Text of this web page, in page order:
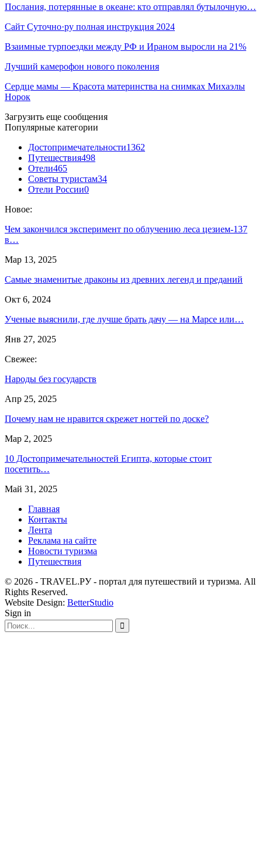
Послания, потерянные в океане: кто отправлял бутылочную…
Сайт Суточно·ру полная инструкция 2024
Взаимные турпоездки между РФ и Ираном выросли на 21%
Лучший камерофон нового поколения
Сердце мамы — Красота материнства на снимках Михаэлы
Норок
Загрузить еще сообщения
Популярные категории
Достопримечательности1362
Путешествия498
Отели465
Советы туристам34
Отели России0
Новое:
Чем закончился эксперимент по облучению леса цезием-137
в…
Мар 13, 2025
Самые знаменитые драконы из древних легенд и преданий
Окт 6, 2024
Ученые выяснили, где лучше брать дачу — на Марсе или…
Янв 27, 2025
Свежее:
Народы без государств
Апр 25, 2025
Почему нам не нравится скрежет ногтей по доске?
Мар 2, 2025
10 Достопримечательностей Египта, которые стоит
посетить…
Май 31, 2025
Главная
Контакты
Лента
Реклама на сайте
Новости туризма
Путешествия
© 2026 - TRAVEL.РУ - портал для путешествий и туризма. All
Rights Reserved.
Website Design: BetterStudio
Sign in